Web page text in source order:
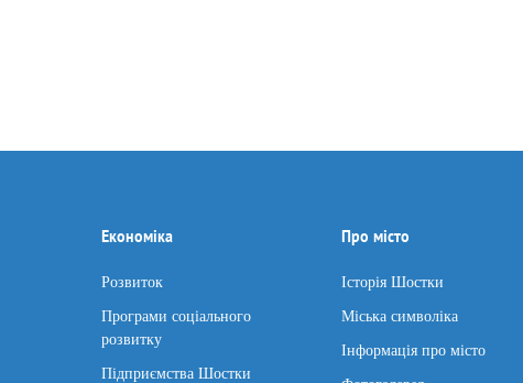
Економіка
Розвиток
Програми соціального
розвитку
Підприємства Шостки
Про місто
Історія Шостки
Міська символіка
Інформація про місто